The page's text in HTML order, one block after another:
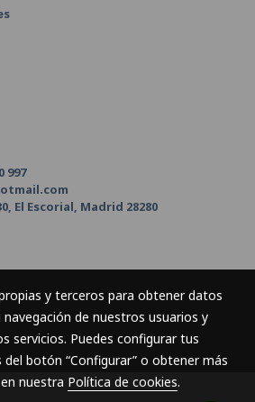
997
El Escorial, Madrid 28280
y terceros para obtener datos
de nuestros usuarios y
servicios. Puedes configurar tus
botón “Configurar” o obtener más
nuestra Política de cookies.